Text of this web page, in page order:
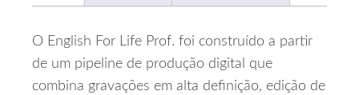
O English For Life Prof. foi construído a partir
de um pipeline de produção digital que
combina gravações em alta definição, edição de